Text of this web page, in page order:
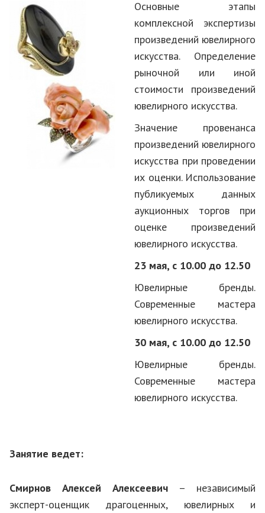
Основные этапы
комплексной экспертизы
произведений ювелирного
искусства. Определение
рыночной или иной
стоимости произведений
ювелирного искусства.
Значение провенанса
произведений ювелирного
искусства при проведении
их оценки. Использование
публикуемых данных
аукционных торгов при
оценке произведений
ювелирного искусства.
23 мая, с 10.00 до 12.50
Ювелирные бренды.
Современные мастера
ювелирного искусства.
30 мая, с 10.00 до 12.50
Ювелирные бренды.
Современные мастера
ювелирного искусства.
Занятие ведет:
Смирнов Алексей Алексеевич – независимый
эксперт-оценщик драгоценных, ювелирных и